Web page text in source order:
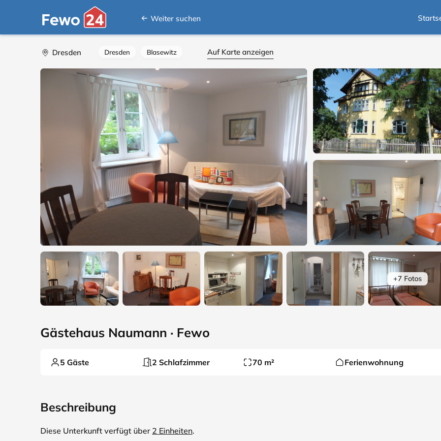
Weiter suchen
Dresden Dresden Blasewitz Auf Karte anzeigen
+7 Fotos
Gästehaus Naumann · Fewo
5 Gäste 2 Schlafzimmer 70 m² Ferienwohnung
Beschreibung
Diese Unterkunft verfügt über 2 Einheiten.